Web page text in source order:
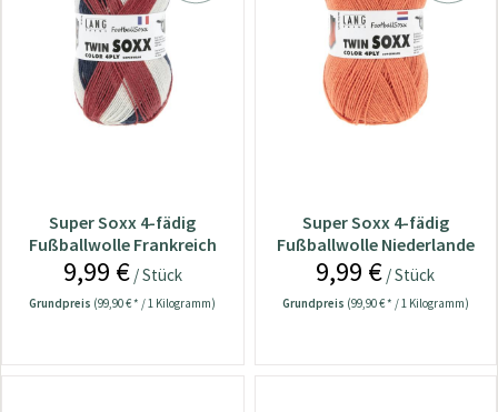
Super Soxx 4-fädig
Fußballwolle Frankreich
9,99 €/ Stück
Grundpreis (99,90 € * / 1 Kilogramm)
Super Soxx 4-fädig
Fußballwolle Niederlande
9,99 € / Stück
Grundpreis (99,90 € * / 1 Kilogramm)